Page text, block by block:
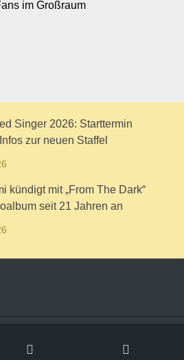
im Großraum
Singer 2026: Starttermin
zur neuen Staffel
kündigt mit „From The Dark“
seit 21 Jahren an